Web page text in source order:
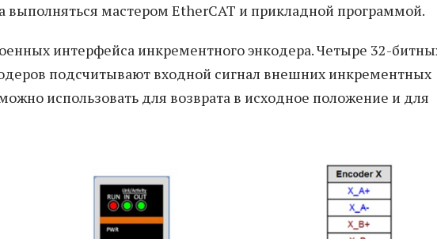
мастером EtherCAT и прикладной программой.
интерфейса инкрементного энкодера. Четыре 32-
подсчитывают входной сигнал внешних инкрементных
использовать для возврата в исходное положение и для